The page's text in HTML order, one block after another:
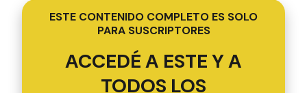
ESTE CONTENIDO COMPLETO ES SOLO
PARA SUSCRIPTORES
ACCEDÉ A ESTE Y A
TODOS LOS